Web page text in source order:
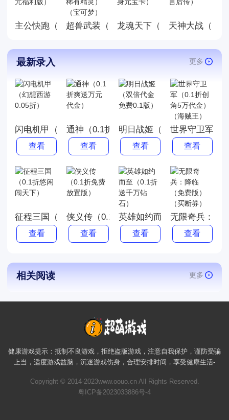
主公快跑（0.05折千元福利版）
超兽武装（0.05折送稀有精灵）（宝可梦
龙魂天下（0.05折终身元宝
天神大战（
最新录入 更多
闪电机甲（幻想西游0.05折）
查看
通神（0.1折爽送万元代金）
查看
明日战姬（双倍代金免费0.1
查看
世界守卫军（
查看
征程三国（0.1折悠闲闯天下）
查看
侠义传（0.1折免费放置版）
查看
英雄如约而至（0.1折送千万
查看
无限奇兵：降
查看
相关阅读 更多
健康游戏提示：抵制不良游戏，拒绝盗版游戏，注意自我保护，谨防受骗
上当，适度游戏益脑，沉迷游戏伤身，合理安排时间，享受健康生活-
Copyright © 2014-2023www.oouo.cn All Rights Reserved.
粤ICP备2023033886号-4